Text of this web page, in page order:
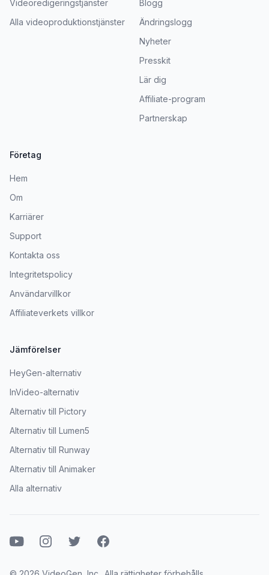
Videoredigeringstjänster
Alla videoproduktionstjänster
Blogg
Ändringslogg
Nyheter
Presskit
Lär dig
Affiliate-program
Partnerskap
Företag
Hem
Om
Karriärer
Support
Kontakta oss
Integritetspolicy
Användarvillkor
Affiliateverkets villkor
Jämförelser
HeyGen-alternativ
InVideo-alternativ
Alternativ till Pictory
Alternativ till Lumen5
Alternativ till Runway
Alternativ till Animaker
Alla alternativ
YoutubeInstagramTwitterFacebook